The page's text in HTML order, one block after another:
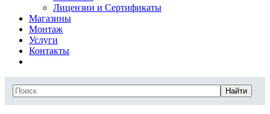
Лицензии и Сертификаты
Магазины
Монтаж
Услуги
Контакты
Найти